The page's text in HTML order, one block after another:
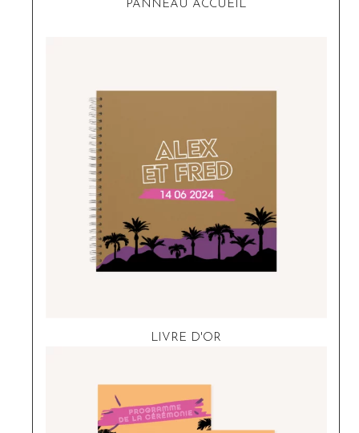
PANNEAU ACCUEIL
LIVRE D'OR